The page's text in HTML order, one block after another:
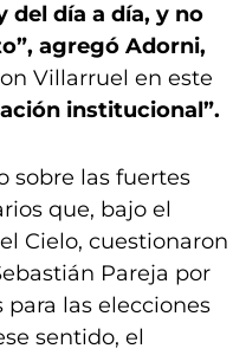
del día a día, y no
agregó Adorni,
Villarruel en este
institucional”.
sobre las fuertes
que, bajo el
Cielo, cuestionaron
Pareja por
las elecciones
sentido, el